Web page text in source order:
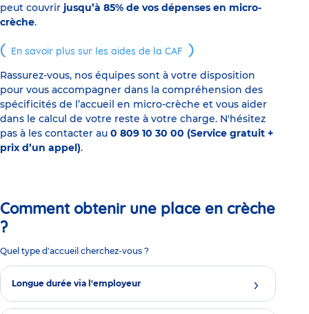
peut couvrir jusqu’à 85% de vos dépenses en micro-
crèche.
En savoir plus sur les aides de la CAF
Rassurez-vous, nos équipes sont à votre disposition
pour vous accompagner dans la compréhension des
spécificités de l’accueil en micro-crèche et vous aider
dans le calcul de votre reste à votre charge. N'hésitez
pas à les contacter au 0 809 10 30 00 (Service gratuit +
prix d’un appel).
Comment obtenir une place en crèche
?
Quel type d'accueil cherchez-vous ?
Longue durée via l'employeur